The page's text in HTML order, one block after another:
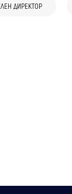
ДИРЕКТОРБългария
Сърбия